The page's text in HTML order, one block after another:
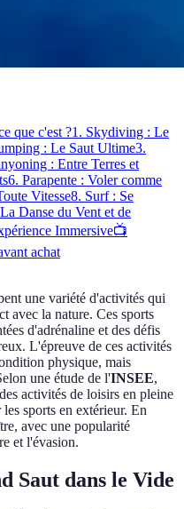
que c'est ?1. Skydiving : Le
: Le Saut Ultime3.
: Entre Terres et
6. Parapente : Voler comme
Vitesse8. Surf : Se
Danse du Vent et de
Immersive📺
achat
une variété d'activités qui
avec la nature. Ces sports
d'adrénaline et des défis
L'épreuve de ces activités
physique, mais
une étude de l'INSEE,
activités de loisirs en pleine
sports en extérieur. En
avec une popularité
et l'évasion.
Saut dans le Vide